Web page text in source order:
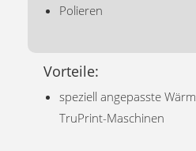
Polieren
Vorteile:
speziell angepasste
TruPrint-Maschinen